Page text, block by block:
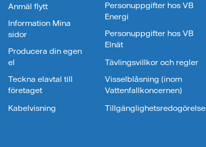
Anmäl flytt
Information Mina
sidor
Producera din egen
el
Teckna elavtal till
företaget
Kabelvisning
Personuppgifter hos VB
Energi
Personuppgifter hos VB
Elnät
Tävlingsvillkor och regler
Visselblåsning (inom
Vattenfallkoncernen)
Tillgänglighetsredogörelse